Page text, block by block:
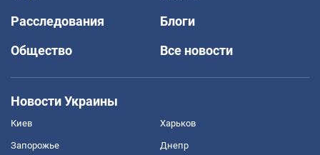
Расследования
Блоги
Общество
Все новости
Новости Украины
Киев Харьков
Запорожье Днепр